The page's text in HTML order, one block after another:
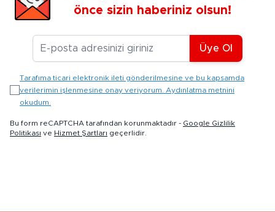
önce sizin haberiniz olsun!
E-posta Adresiniz
Üye Ol
Tarafıma ticari elektronik ileti gönderilmesine ve bu kapsamda
verilerimin işlenmesine onay veriyorum. Aydınlatma metnini
okudum.
Bu form reCAPTCHA tarafından korunmaktadır - Google Gizlilik
Politikası ve Hizmet Şartları geçerlidir.